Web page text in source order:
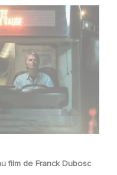
film de Franck Dubosc
film de Franck